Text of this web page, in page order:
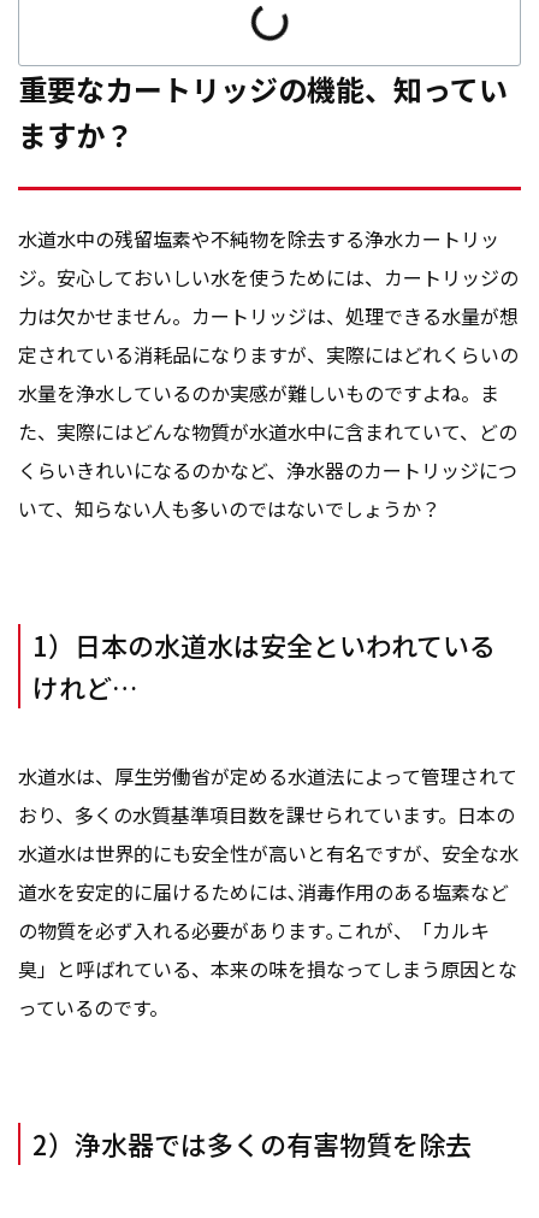
重要なカートリッジの機能、知ってい
ますか？
水道水中の残留塩素や不純物を除去する浄水カートリッ
ジ。安心しておいしい水を使うためには、カートリッジの
力は欠かせません。カートリッジは、処理できる水量が想
定されている消耗品になりますが、実際にはどれくらいの
水量を浄水しているのか実感が難しいものですよね。ま
た、実際にはどんな物質が水道水中に含まれていて、どの
くらいきれいになるのかなど、浄水器のカートリッジにつ
いて、知らない人も多いのではないでしょうか？
1）日本の水道水は安全といわれている
けれど…
水道水は、厚生労働省が定める水道法によって管理されて
おり、多くの水質基準項目数を課せられています。日本の
水道水は世界的にも安全性が高いと有名ですが、安全な水
道水を安定的に届けるためには､消毒作用のある塩素など
の物質を必ず入れる必要があります｡これが、「カルキ
臭」と呼ばれている、本来の味を損なってしまう原因とな
っているのです。
2）浄水器では多くの有害物質を除去